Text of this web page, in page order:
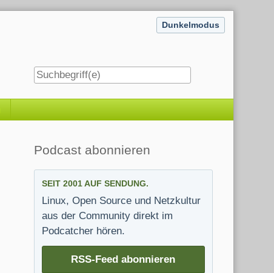
Dunkelmodus
Seitenleiste
Podcast abonnieren
SEIT 2001 AUF SENDUNG.
Linux, Open Source und Netzkultur
aus der Community direkt im
Podcatcher hören.
RSS-Feed abonnieren